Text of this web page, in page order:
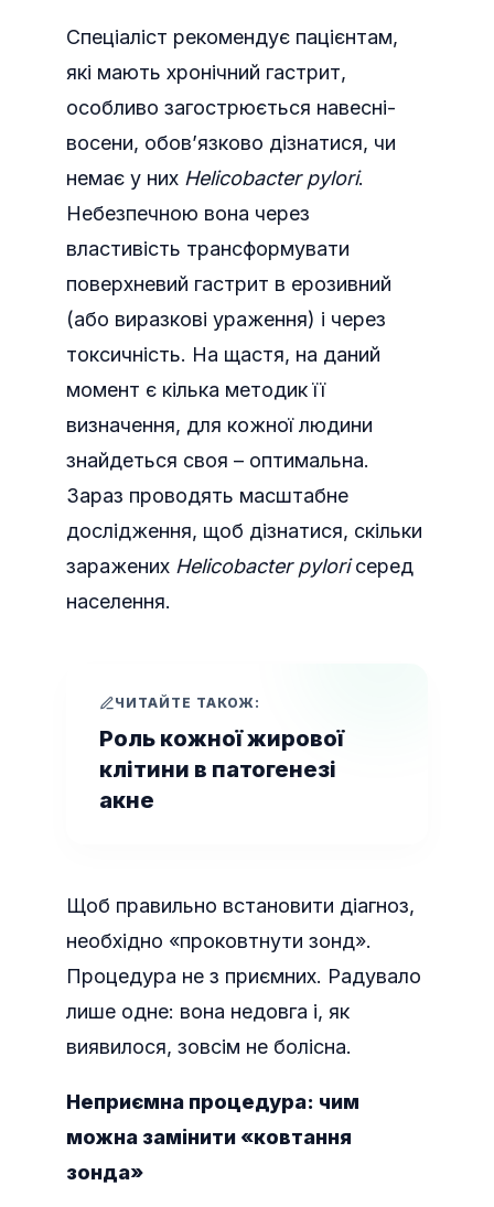
Спеціаліст рекомендує пацієнтам,
які мають хронічний гастрит,
особливо загострюється навесні-
восени, обов’язково дізнатися, чи
немає у них Helicobacter pylori.
Небезпечною вона через
властивість трансформувати
поверхневий гастрит в ерозивний
(або виразкові ураження) і через
токсичність. На щастя, на даний
момент є кілька методик її
визначення, для кожної людини
знайдеться своя – оптимальна.
Зараз проводять масштабне
дослідження, щоб дізнатися, скільки
заражених Helicobacter pyloriсеред
населення.
ЧИТАЙТЕ ТАКОЖ:
Роль кожної жирової
клітини в патогенезі
акне
Щоб правильно встановити діагноз,
необхідно «проковтнути зонд».
Процедура не з приємних. Радувало
лише одне: вона недовга і, як
виявилося, зовсім не болісна.
Неприємна процедура: чим
можна замінити «ковтання
зонда»